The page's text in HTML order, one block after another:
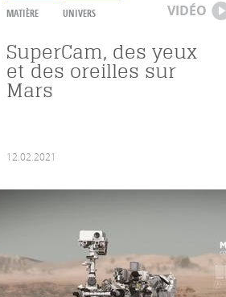
MATIÈRE UNIVERS VIDÉO
SuperCam, des yeux
et des oreilles sur
Mars
12.02.2021